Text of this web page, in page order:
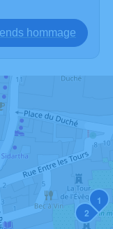
hommage
1
2